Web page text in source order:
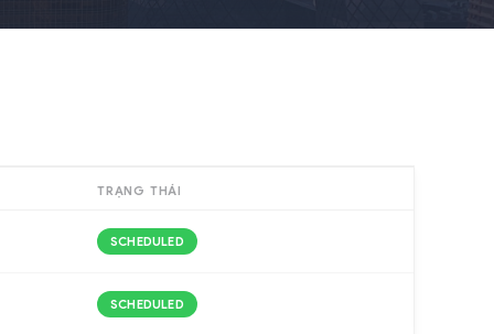
TRẠNG THÁI
SCHEDULED
SCHEDULED